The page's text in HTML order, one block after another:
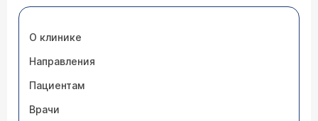
О клинике
Направления
Пациентам
Врачи